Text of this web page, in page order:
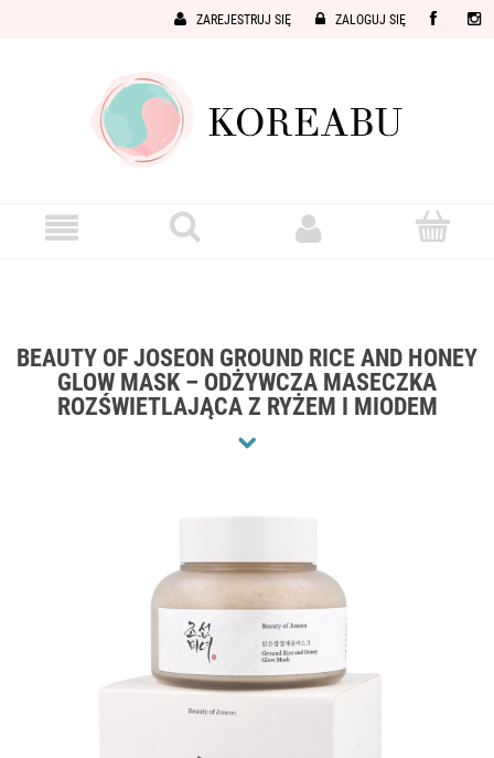
ZAREJESTRUJ SIĘ ZALOGUJ SIĘ
BEAUTY OF JOSEON GROUND RICE AND HONEY
GLOW MASK – ODŻYWCZA MASECZKA
ROZŚWIETLAJĄCA Z RYŻEM I MIODEM